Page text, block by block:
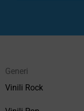
Generi
Vinili Rock